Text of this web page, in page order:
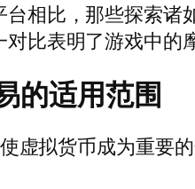
相比，那些探索诸
比表明了游戏中的
的适用范围
虚拟货币成为重要